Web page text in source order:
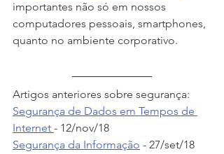
importantes não só em nossos
computadores pessoais, smartphones,
quanto no ambiente corporativo.
Artigos anteriores sobre segurança:
Segurança de Dados em Tempos de
Internet - 12/nov/18
Segurança da Informação - 27/set/18